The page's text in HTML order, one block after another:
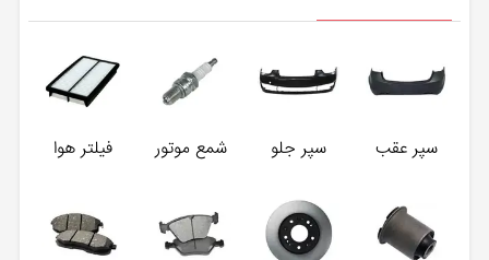
سپر عقب سپر جلو شمع موتور فیلتر هوا